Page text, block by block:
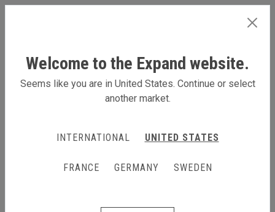
L-förmiger Messestand für Revolutions Sports
L-förmiger Messestand für
Welcome to the Expand website.
Seems like you are in United States. Continue or select
another market.
INTERNATIONAL UNITED STATES
FRANCE GERMANY SWEDEN